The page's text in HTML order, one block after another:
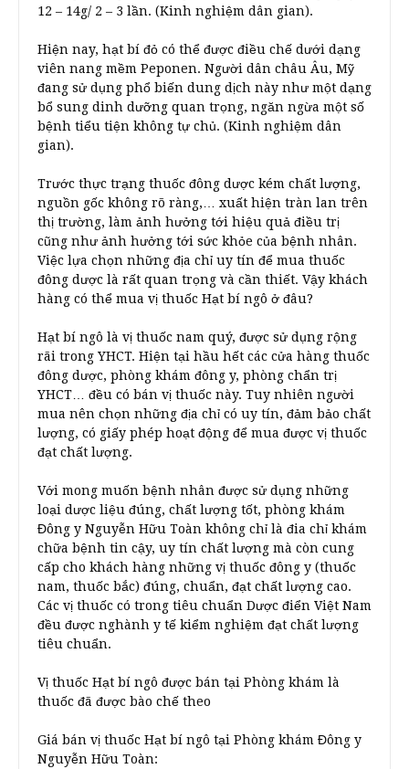
12 – 14g/ 2 – 3 lần. (Kinh nghiệm dân gian).
Hiện nay, hạt bí đỏ có thể được điều chế dưới dạng
viên nang mềm Peponen. Người dân châu Âu, Mỹ
đang sử dụng phổ biến dung dịch này như một dạng
bổ sung dinh dưỡng quan trọng, ngăn ngừa một số
bệnh tiểu tiện không tự chủ. (Kinh nghiệm dân
gian).
Trước thực trạng thuốc đông dược kém chất lượng,
nguồn gốc không rõ ràng,… xuất hiện tràn lan trên
thị trường, làm ảnh hưởng tới hiệu quả điều trị
cũng như ảnh hưởng tới sức khỏe của bệnh nhân.
Việc lựa chọn những địa chỉ uy tín để mua thuốc
đông dược là rất quan trọng và cần thiết. Vậy khách
hàng có thể mua vị thuốc Hạt bí ngô ở đâu?
Hạt bí ngô là vị thuốc nam quý, được sử dụng rộng
rãi trong YHCT. Hiện tại hầu hết các cửa hàng thuốc
đông dược, phòng khám đông y, phòng chẩn trị
YHCT… đều có bán vị thuốc này. Tuy nhiên người
mua nên chọn những địa chỉ có uy tín, đảm bảo chất
lượng, có giấy phép hoạt động để mua được vị thuốc
đạt chất lượng.
Với mong muốn bệnh nhân được sử dụng những
loại dược liệu đúng, chất lượng tốt, phòng khám
Đông y Nguyễn Hữu Toàn không chỉ là đia chỉ khám
chữa bệnh tin cậy, uy tín chất lượng mà còn cung
cấp cho khách hàng những vị thuốc đông y (thuốc
nam, thuốc bắc) đúng, chuẩn, đạt chất lượng cao.
Các vị thuốc có trong tiêu chuẩn Dược điển Việt Nam
đều được nghành y tế kiểm nghiệm đạt chất lượng
tiêu chuẩn.
Vị thuốc Hạt bí ngô được bán tại Phòng khám là
thuốc đã được bào chế theo
Giá bán vị thuốc Hạt bí ngô tại Phòng khám Đông y
Nguyễn Hữu Toàn: